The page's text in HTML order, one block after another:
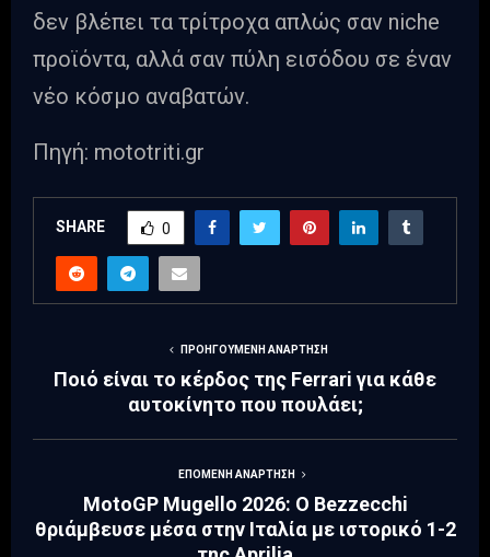
δεν βλέπει τα τρίτροχα απλώς σαν niche
προϊόντα, αλλά σαν πύλη εισόδου σε έναν
νέο κόσμο αναβατών.
Πηγή: mototriti.gr
SHARE 0
ΠΡΟΗΓΟΎΜΕΝΗ ΑΝΆΡΤΗΣΗ
Ποιό είναι το κέρδος της Ferrari για κάθε
αυτοκίνητο που πουλάει;
ΕΠΌΜΕΝΗ ΑΝΆΡΤΗΣΗ
MotoGP Mugello 2026: Ο Bezzecchi
θριάμβευσε μέσα στην Ιταλία με ιστορικό 1-2